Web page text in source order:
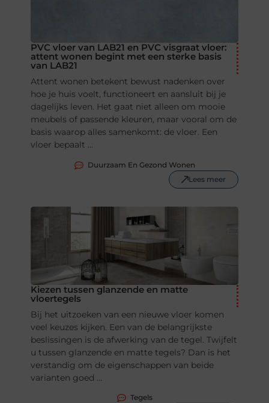
PVC vloer van LAB21 en PVC visgraat vloer:
attent wonen begint met een sterke basis
van LAB21
Attent wonen betekent bewust nadenken over
hoe je huis voelt, functioneert en aansluit bij je
dagelijks leven. Het gaat niet alleen om mooie
meubels of passende kleuren, maar vooral om de
basis waarop alles samenkomt: de vloer. Een
vloer bepaalt ...
Duurzaam En Gezond Wonen
Lees meer
Kiezen tussen glanzende en matte
vloertegels
Bij het uitzoeken van een nieuwe vloer komen
veel keuzes kijken. Een van de belangrijkste
beslissingen is de afwerking van de tegel. Twijfelt
u tussen glanzende en matte tegels? Dan is het
verstandig om de eigenschappen van beide
varianten goed ...
Tegels